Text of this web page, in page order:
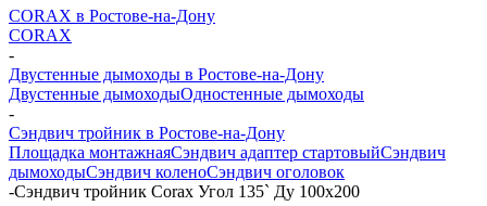
CORAX в Ростове-на-Дону
CORAX
-
Двустенные дымоходы в Ростове-на-Дону
Двустенные дымоходыОдностенные дымоходы
-
Сэндвич тройник в Ростове-на-Дону
Площадка монтажнаяСэндвич адаптер стартовыйСэндвич
дымоходыСэндвич коленоСэндвич оголовок
-Сэндвич тройник Corax Угол 135` Ду 100х200